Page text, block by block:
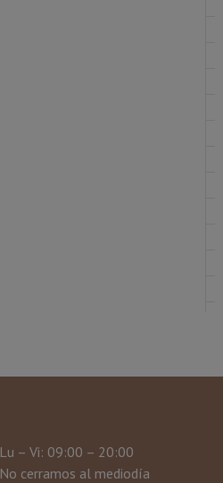
Lu – Vi: 09:00 – 20:00
No cerramos al mediodía